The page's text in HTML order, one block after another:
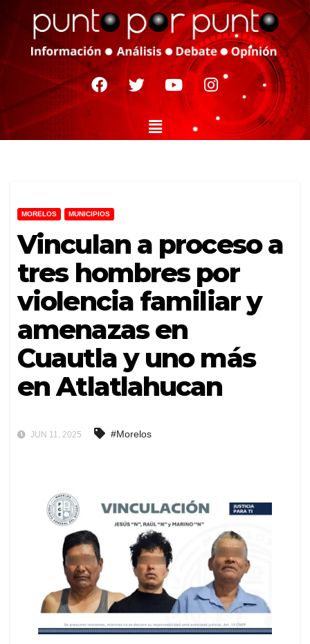
MORELOS MUNICIPIOS
Vinculan a proceso a
tres hombres por
violencia familiar y
amenazas en
Cuautla y uno más
en Atlatlahucan
JUN 11, 2025 #Morelos